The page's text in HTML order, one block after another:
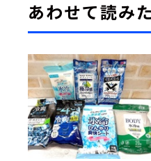
あわせて読み